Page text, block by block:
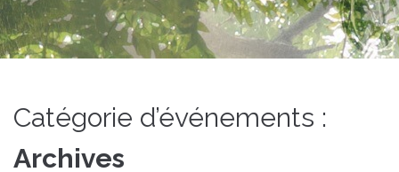
Catégorie d’événements :
Archives